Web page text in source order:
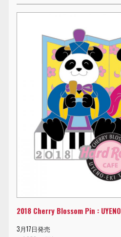
2018 Cherry Blossom Pin : UYENO
3月17日発売